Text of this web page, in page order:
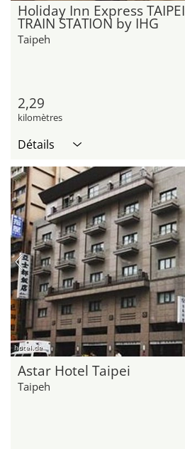
Holiday Inn Express TAIPEI
TRAIN STATION by IHG
Taipeh
2,29
kilomètres
Détails
hotel.de
Astar Hotel Taipei
Taipeh